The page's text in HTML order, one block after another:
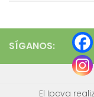
SÍGANOS:
El Ipcva